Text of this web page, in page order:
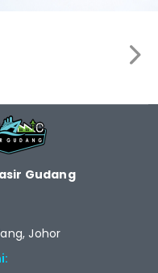
Gudang
Johor